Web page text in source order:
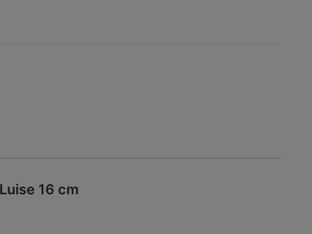
16 cm